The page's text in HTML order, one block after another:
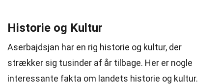
Historie og Kultur
Aserbajdsjan har en rig historie og kultur, der
strækker sig tusinder af år tilbage. Her er nogle
interessante fakta om landets historie og kultur.